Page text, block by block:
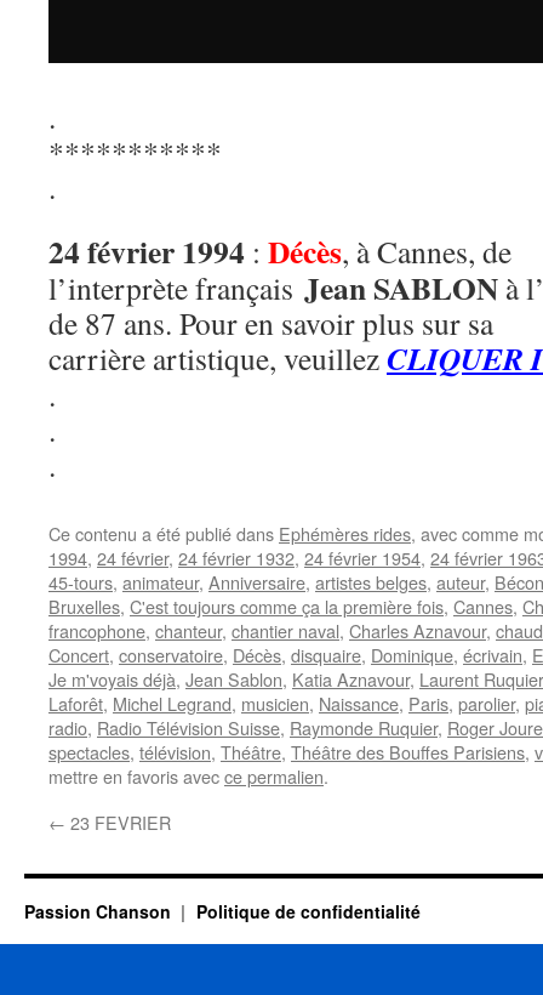
.
***********
.
24 février 1994 : Décès, à Cannes, de
l’interprète français Jean SABLON à
de 87 ans. Pour en savoir plus sur sa
carrière artistique, veuillezCLIQUER
.
.
.
Ce contenu a été publié dans Ephémères rides, avec comme
1994, 24 février, 24 février 1932, 24 février 1954, 24 février
45-tours, animateur, Anniversaire, artistes belges, auteur,
Bruxelles, C'est toujours comme ça la première fois, Cannes,
francophone, chanteur, chantier naval, Charles Aznavour,
Concert, conservatoire, Décès, disquaire, Dominique, écrivain,
Je m'voyais déjà, Jean Sablon, Katia Aznavour, Laurent Ruquier
Laforêt, Michel Legrand, musicien, Naissance, Paris, parolier,
radio, Radio Télévision Suisse, Raymonde Ruquier, Roger
spectacles, télévision, Théâtre, Théâtre des Bouffes Parisiens,
mettre en favoris avecce permalien.
← 23 FEVRIER
Passion Chanson Politique de confidentialité